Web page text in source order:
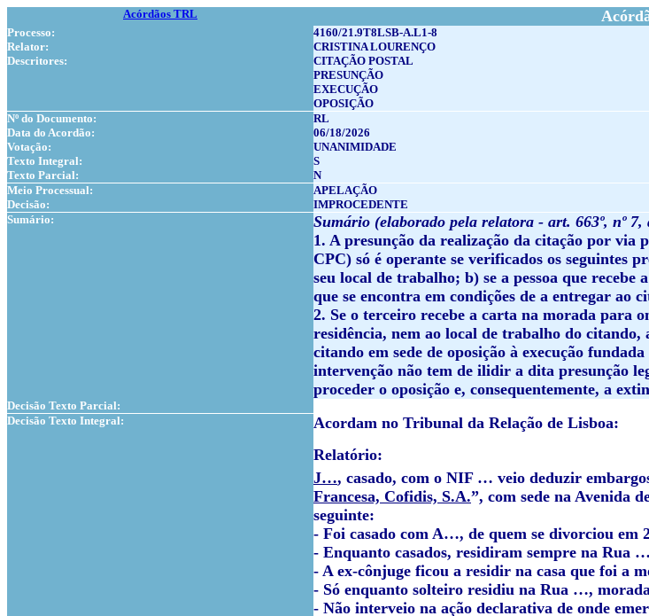
Acórdãos TRL
Processo:
4160/21.9T8LSB-A.L1-8
Relator:
CRISTINA LOURENÇO
Descritores:
CITAÇÃO POSTAL
PRESUNÇÃO
EXECUÇÃO
OPOSIÇÃO
Nº do Documento:
RL
Data do Acordão:
06/18/2026
Votação:
UNANIMIDADE
Texto Integral:
S
Texto Parcial:
N
Meio Processual:
APELAÇÃO
Decisão:
IMPROCEDENTE
Sumário:
Sumário (elaborado pela relatora - art. 663º, nº
1. A presunção da realização da citação por via
CPC) só é operante se verificados os seguintes
seu local de trabalho; b) se a pessoa que
que se encontra em condições de a entregar ao
2. Se o terceiro recebe a carta na morada para
residência, nem ao local de trabalho do
citando em sede de oposição à execução
intervenção não tem de ilidir a dita presunção
proceder o oposição e, consequentemente, a
Decisão Texto Parcial:
Decisão Texto Integral:
Acordam no Tribunal da Relação de Lisboa:
Relatório:
J…, casado, com o NIF … veio deduzir
Francesa, Cofidis, S.A.”, com sede na Avenida
seguinte:
- Foi casado com A…, de quem se divorciou em
- Enquanto casados, residiram sempre na Rua
- A ex-cônjuge ficou a residir na casa que foi a
- Só enquanto solteiro residiu na Rua …,
- Não interveio na ação declarativa de onde